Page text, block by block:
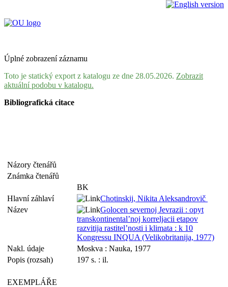
Úplné zobrazení záznamu
Toto je statický export z katalogu ze dne 28.05.2026. Zobrazit
aktuální podobu v katalogu.
Bibliografická citace
Názory čtenářů
Známka čtenářů
BK
Hlavní záhlaví
Chotinskij, Nikita Aleksandrovič
Název
Golocen severnoj Jevrazii : opyt
transkontinental’noj korreljacii etapov
razvitija rastitel’nosti i klimata : k 10
Kongressu INQUA (Velikobritanija, 1977)
Nakl. údaje
Moskva : Nauka, 1977
Popis (rozsah)
197 s. : il.
EXEMPLÁŘE